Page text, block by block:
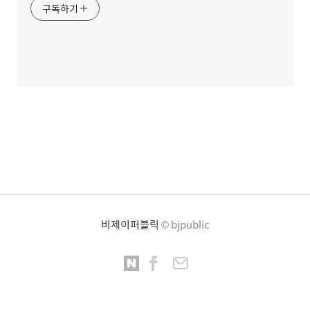
구독하기
비제이퍼블릭 © bjpublic